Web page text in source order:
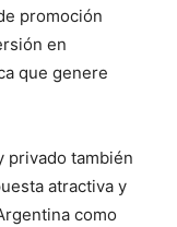
promoción
en
que genere
privado también
atractiva y
como